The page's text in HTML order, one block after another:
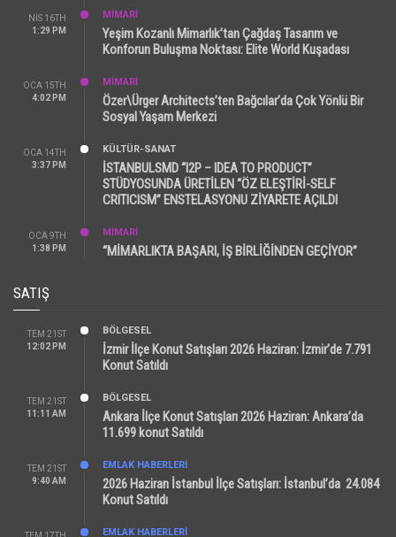
NIS 16TH
1:29 PM
MİMARİ
Yeşim Kozanlı Mimarlık’tan Çağdaş Tasarım ve
Konforun Buluşma Noktası: Elite World Kuşadası
OCA 15TH
4:02 PM
MİMARİ
Özer\Ürger Architects’ten Bağcılar’da Çok Yönlü Bir
Sosyal Yaşam Merkezi
OCA 14TH
3:37 PM
KÜLTÜR-SANAT
İSTANBULSMD “I2P – IDEA TO PRODUCT”
STÜDYOSUNDA ÜRETİLEN “ÖZ ELEŞTİRİ-SELF
CRITICISM” ENSTELASYONU ZİYARETE AÇILDI
OCA 9TH
1:38 PM
MİMARİ
“MİMARLIKTA BAŞARI, İŞ BİRLİĞİNDEN GEÇİYOR”
SATIŞ
TEM 21ST
12:02 PM
BÖLGESEL
İzmir İlçe Konut Satışları 2026 Haziran: İzmir’de 7.791
Konut Satıldı
TEM 21ST
11:11 AM
BÖLGESEL
Ankara İlçe Konut Satışları 2026 Haziran: Ankara’da
11.699 konut Satıldı
TEM 21ST
9:40 AM
EMLAK HABERLERI
2026 Haziran İstanbul İlçe Satışları: İstanbul’da 24.084
Konut Satıldı
EMLAK HABERLERI